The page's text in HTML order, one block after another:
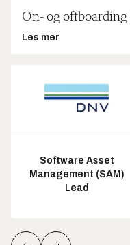
On- og offboarding
Les mer
Software Asset
Management (SAM)
Lead